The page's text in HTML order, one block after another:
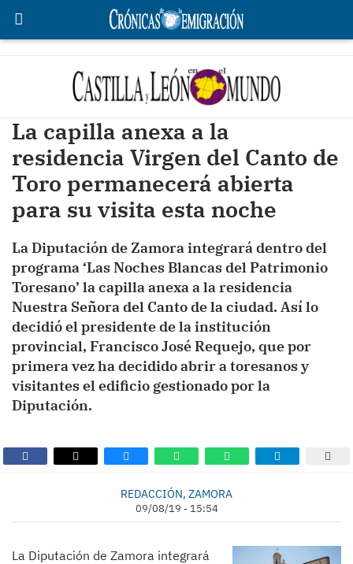
La capilla anexa a la
residencia Virgen del Canto de
Toro permanecerá abierta
para su visita esta noche
La Diputación de Zamora integrará dentro del
programa ‘Las Noches Blancas del Patrimonio
Toresano’ la capilla anexa a la residencia
Nuestra Señora del Canto de la ciudad. Así lo
decidió el presidente de la institución
provincial, Francisco José Requejo, que por
primera vez ha decidido abrir a toresanos y
visitantes el edificio gestionado por la
Diputación.
REDACCIÓN, ZAMORA
09/08/19 - 15:54
La Diputación de Zamora integrará